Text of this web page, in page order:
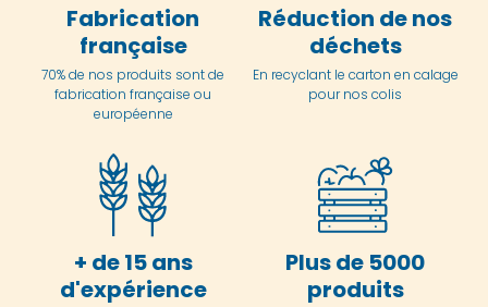
Fabrication
française
70% de nos produits sont de
fabrication française ou
européenne
Réduction de nos
déchets
En recyclant le carton en calage
pour nos colis
+ de 15 ans
d'expérience
Plus de 5000
produits